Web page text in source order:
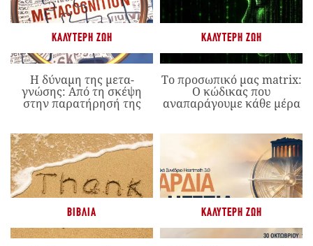
ΚΑΛΎΤΕΡΗ ΖΩΉ
Η δύναμη της μετα-
γνώσης: Από τη σκέψη
στην παρατήρησή της
ΚΑΛΎΤΕΡΗ ΖΩΉ
Το προσωπικό μας matrix:
Ο κώδικας που
αναπαράγουμε κάθε μέρα
ΒΙΒΛΊΑ ΚΑΛΎΤΕΡΗ ΖΩΉ